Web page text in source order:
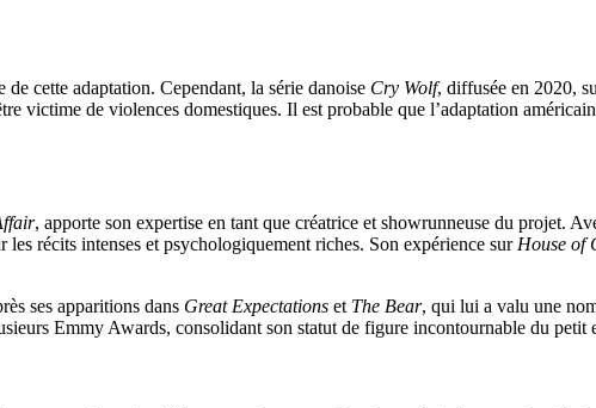
cette adaptation. Cependant, la série danoise Cry Wolf, diffusée en 2020,
victime de violences domestiques. Il est probable que l’adaptation
, apporte son expertise en tant que créatrice et showrunneuse du projet.
récits intenses et psychologiquement riches. Son expérience sur House of
ses apparitions dans Great Expectations et The Bear, qui lui a valu une
Emmy Awards, consolidant son statut de figure incontournable du petit